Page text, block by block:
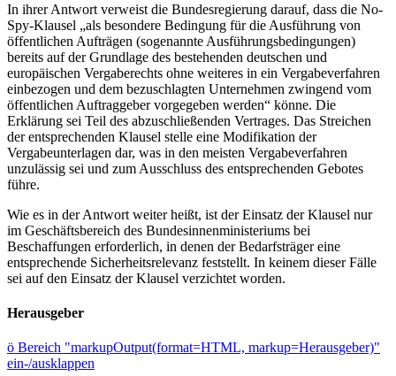
In ihrer Antwort verweist die Bundesregierung darauf, dass die No-
Spy-Klausel „als besondere Bedingung für die Ausführung von
öffentlichen Aufträgen (sogenannte Ausführungsbedingungen)
bereits auf der Grundlage des bestehenden deutschen und
europäischen Vergaberechts ohne weiteres in ein Vergabeverfahren
einbezogen und dem bezuschlagten Unternehmen zwingend vom
öffentlichen Auftraggeber vorgegeben werden“ könne. Die
Erklärung sei Teil des abzuschließenden Vertrages. Das Streichen
der entsprechenden Klausel stelle eine Modifikation der
Vergabeunterlagen dar, was in den meisten Vergabeverfahren
unzulässig sei und zum Ausschluss des entsprechenden Gebotes
führe.
Wie es in der Antwort weiter heißt, ist der Einsatz der Klausel nur
im Geschäftsbereich des Bundesinnenministeriums bei
Beschaffungen erforderlich, in denen der Bedarfsträger eine
entsprechende Sicherheitsrelevanz feststellt. In keinem dieser Fälle
sei auf den Einsatz der Klausel verzichtet worden.
Herausgeber
ö Bereich "markupOutput(format=HTML, markup=Herausgeber)"
ein-/ausklappen